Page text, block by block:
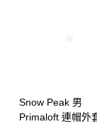
Snow Peak 男
Primaloft 連帽外